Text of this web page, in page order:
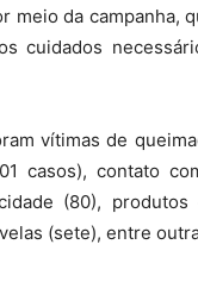
meio da campanha,
cuidados
vítimas de
casos), contato
(80),
(sete), entre